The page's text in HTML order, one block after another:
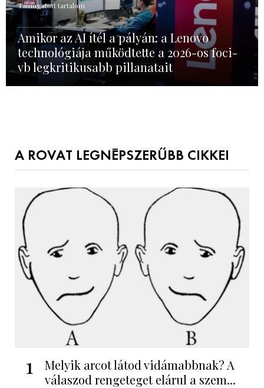
Támogatott tartalom
Amikor az AI ítél a pályán: a Lenovo
technológiája működtette a 2026-os foci-
vb legkritikusabb pillanatait
A ROVAT LEGNÉPSZERŰBB CIKKEI
1
Melyik arcot látod vidámabbnak? A
válaszod rengeteget elárul a szem...